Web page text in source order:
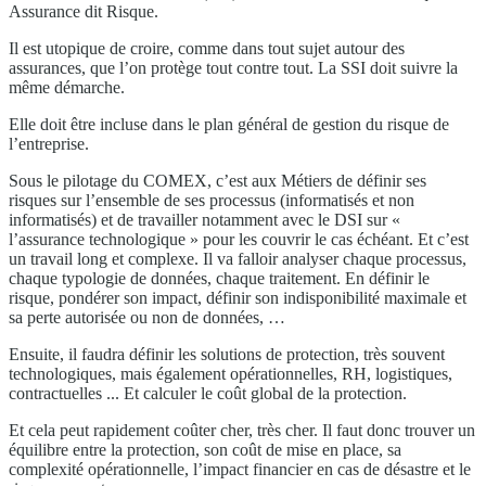
Assurance dit Risque.
Il est utopique de croire, comme dans tout sujet autour des
assurances, que l’on protège tout contre tout. La SSI doit suivre la
même démarche.
Elle doit être incluse dans le plan général de gestion du risque de
l’entreprise.
Sous le pilotage du COMEX, c’est aux Métiers de définir ses
risques sur l’ensemble de ses processus (informatisés et non
informatisés) et de travailler notamment avec le DSI sur «
l’assurance technologique » pour les couvrir le cas échéant. Et c’est
un travail long et complexe. Il va falloir analyser chaque processus,
chaque typologie de données, chaque traitement. En définir le
risque, pondérer son impact, définir son indisponibilité maximale et
sa perte autorisée ou non de données, …
Ensuite, il faudra définir les solutions de protection, très souvent
technologiques, mais également opérationnelles, RH, logistiques,
contractuelles ... Et calculer le coût global de la protection.
Et cela peut rapidement coûter cher, très cher. Il faut donc trouver un
équilibre entre la protection, son coût de mise en place, sa
complexité opérationnelle, l’impact financier en cas de désastre et le